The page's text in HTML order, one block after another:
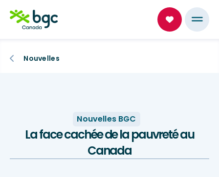
Nouvelles
Nouvelles BGC
La face cachée de la pauvreté au
Canada